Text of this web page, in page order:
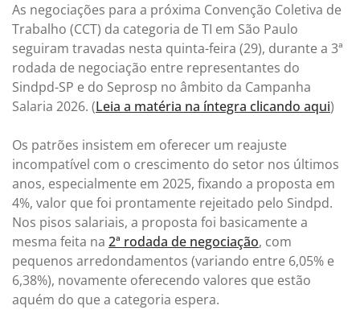
As negociações para a próxima Convenção Coletiva de
Trabalho (CCT) da categoria de TI em São Paulo
seguiram travadas nesta quinta-feira (29), durante a 3ª
rodada de negociação entre representantes do
Sindpd-SP e do Seprosp no âmbito da Campanha
Salaria 2026. (Leia a matéria na íntegra clicando aqui)
Os patrões insistem em oferecer um reajuste
incompatível com o crescimento do setor nos últimos
anos, especialmente em 2025, fixando a proposta em
4%, valor que foi prontamente rejeitado pelo Sindpd.
Nos pisos salariais, a proposta foi basicamente a
mesma feita na 2ª rodada de negociação, com
pequenos arredondamentos (variando entre 6,05% e
6,38%), novamente oferecendo valores que estão
aquém do que a categoria espera.